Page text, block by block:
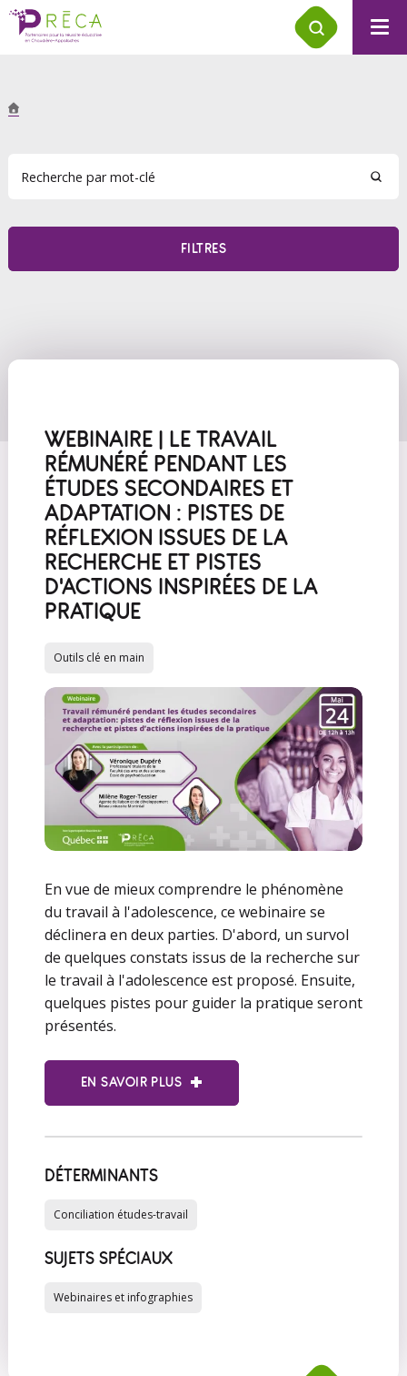
FILTRES
WEBINAIRE | LE TRAVAIL
RÉMUNÉRÉ PENDANT LES
ÉTUDES SECONDAIRES ET
ADAPTATION : PISTES DE
RÉFLEXION ISSUES DE LA
RECHERCHE ET PISTES
D'ACTIONS INSPIRÉES DE LA
PRATIQUE
Outils clé en main
En vue de mieux comprendre le phénomène
du travail à l'adolescence, ce webinaire se
déclinera en deux parties. D'abord, un survol
de quelques constats issus de la recherche sur
le travail à l'adolescence est proposé. Ensuite,
quelques pistes pour guider la pratique seront
présentés.
EN SAVOIR PLUS
DÉTERMINANTS
Conciliation études-travail
SUJETS SPÉCIAUX
Webinaires et infographies